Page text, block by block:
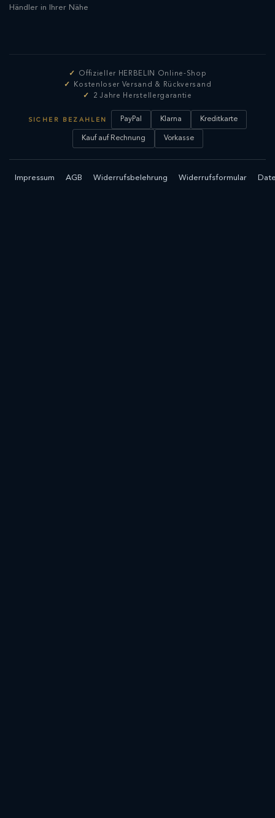
Händler in Ihrer Nähe
Offizieller HERBELIN Online-Shop
Kostenloser Versand & Rückversand
2 Jahre Herstellergarantie
SICHER BEZAHLEN PayPal Klarna Kreditkarte
Kauf auf Rechnung Vorkasse
Impressum AGB Widerrufsbelehrung Widerrufsformular